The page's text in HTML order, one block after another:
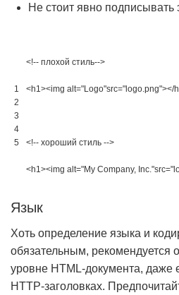
Не стоит явно
1
2
3
4
5
<!-- плохой стиль-->
<h1><img alt="Logo"src="logo.png"></
<!-- хороший стиль -->
<h1><img alt="My Company, Inc."src=
Язык
Хоть определение языка и
обязательным, рекомендуется
уровне HTML-документа, даже
HTTP-заголовках.